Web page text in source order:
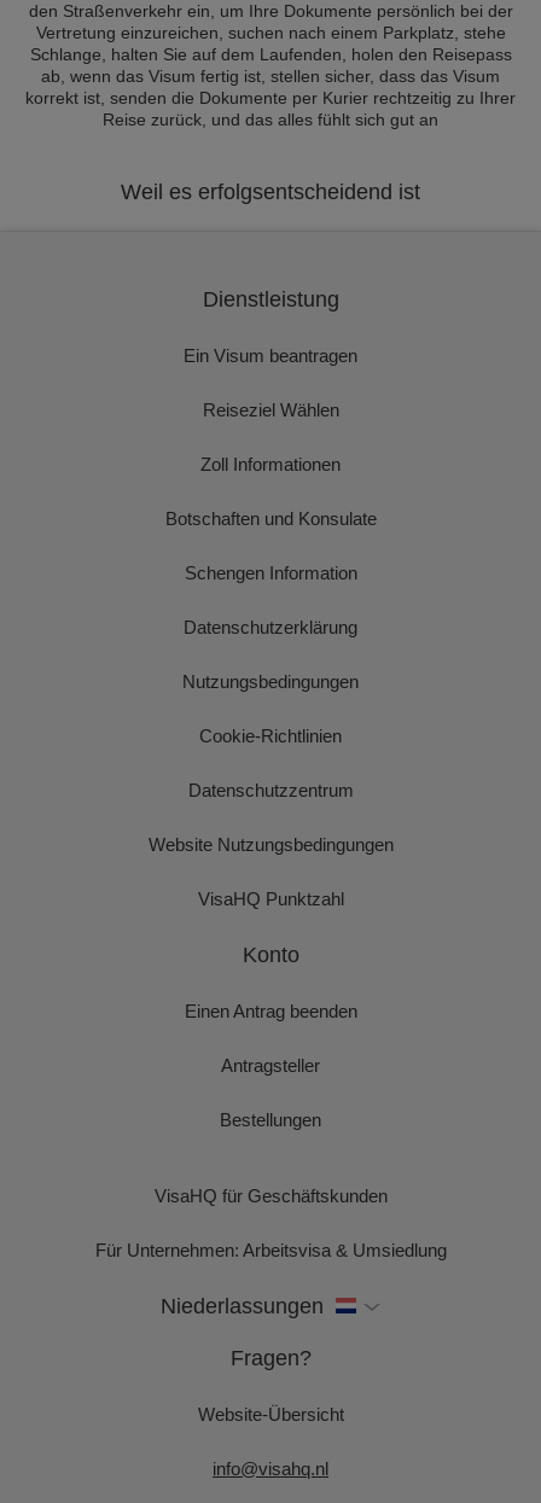
den Straßenverkehr ein, um Ihre Dokumente persönlich bei der
Vertretung einzureichen, suchen nach einem Parkplatz, stehe
Schlange, halten Sie auf dem Laufenden, holen den Reisepass
ab, wenn das Visum fertig ist, stellen sicher, dass das Visum
korrekt ist, senden die Dokumente per Kurier rechtzeitig zu Ihrer
Reise zurück, und das alles fühlt sich gut an
Weil es erfolgsentscheidend ist
Dienstleistung
Ein Visum beantragen
Reiseziel Wählen
Zoll Informationen
Botschaften und Konsulate
Schengen Information
Datenschutzerklärung
Nutzungsbedingungen
Cookie-Richtlinien
Datenschutzzentrum
Website Nutzungsbedingungen
VisaHQ Punktzahl
Konto
Einen Antrag beenden
Antragsteller
Bestellungen
VisaHQ für Geschäftskunden
Für Unternehmen: Arbeitsvisa & Umsiedlung
Niederlassungen
Fragen?
Website-Übersicht
info@visahq.nl